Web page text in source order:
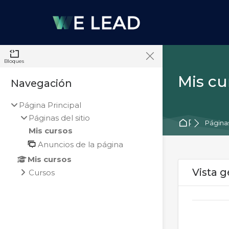
Bloques
Bloques
Salta Navegación
Navegación
Página Principal
Páginas del sitio
Mis cursos
Anuncios de la página
Mis cursos
Cursos
Mis
Página
Vista